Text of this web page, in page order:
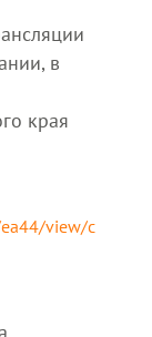
в
края
view/c